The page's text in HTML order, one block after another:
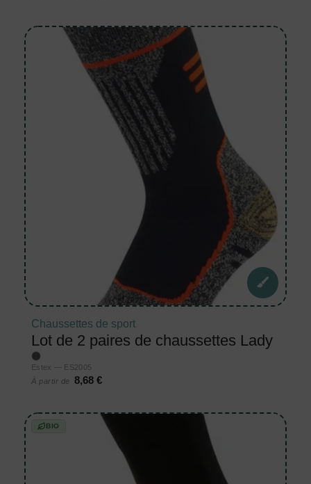
Chaussettes de sport
Lot de 2 paires de chaussettes Lady
Estex — ES2005
À partir de
8,68 €
BIO